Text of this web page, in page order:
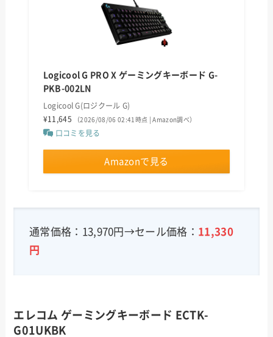
Logicool G PRO X ゲーミングキーボード G-
PKB-002LN
Logicool G(ロジクール G)
¥11,645
（2026/08/06 02:41時点 | Amazon調べ）
口コミを見る
Amazonで見る
通常価格：13,970円→セール価格： 11,330
円
エレコム ゲーミングキーボード ECTK-
G01UKBK